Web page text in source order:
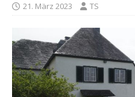
21. März 2023 TS